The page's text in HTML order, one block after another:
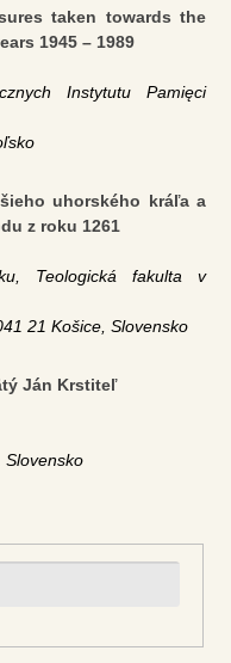
taken towards the
1945 – 1989
Instytutu Pamięci
uhorského kráľa a
z roku 1261
Teologická fakulta v
21 Košice, Slovensko
Ján Krstiteľ
Slovensko